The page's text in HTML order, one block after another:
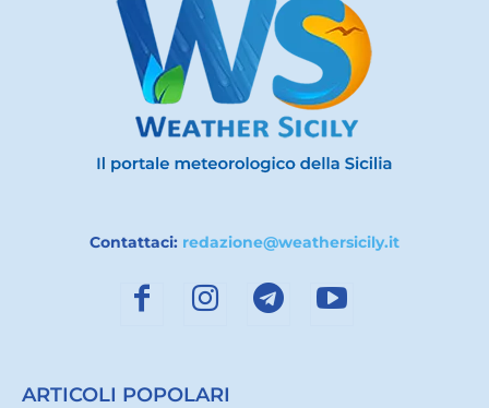
Contattaci: redazione@weathersicily.it
ARTICOLI POPOLARI